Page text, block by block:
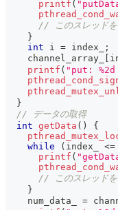
printf (
// このスレッド
}
int i = index_
;
    channel_array_
printf ( "put:
}
// データの取得
int getData ( )
{
while
( index_ <=
printf (
// このスレッド
}
    num_data_
=